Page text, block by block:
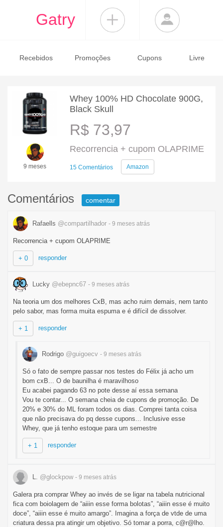
Gatry
Recebidos Promoções Cupons Livre
9 meses
Whey 100% HD Chocolate 900G,
Black Skull
R$ 73,97
Recorrencia + cupom OLAPRIME
15 Comentários Amazon
Comentários comentar
Rafaells @compartilhador - 9 meses atrás
Recorrencia + cupom OLAPRIME
+ 0 responder
Lucky @ebepnc67 - 9 meses atrás
Na teoria um dos melhores CxB, mas acho ruim demais, nem tanto
pelo sabor, mas forma muita espuma e é difícil de dissolver.
+ 1 responder
Rodrigo @guigoecv - 9 meses atrás
Só o fato de sempre passar nos testes do Félix já acho um
bom cxB... O de baunilha é maravilhoso
Eu acabei pagando 63 no pote desse aí essa semana
Vou te contar... O semana cheia de cupons de promoção. De
20% e 30% do ML foram todos os dias. Comprei tanta coisa
que não precisava do pq desse cupons... Inclusive esse
Whey, que já tenho estoque para um semestre
+ 1 responder
L. @glockpow - 9 meses atrás
Galera pra comprar Whey ao invés de se ligar na tabela nutricional
fica com boiolagem de “aiiin esse forma bolotas”, “aiiin esse é muito
doce”, “aiiin esse é muito amargo”. Imagina a força de vtde de uma
criatura dessa pra atingir um objetivo. Só tomar a porra, c@r@lho.